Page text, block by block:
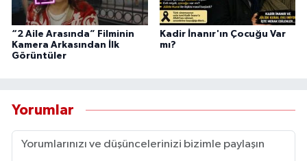
“2 Aile Arasında” Filminin
Kamera Arkasından İlk
Görüntüler
Kadir İnanır'ın Çocuğu Var
mı?
Yorumlar